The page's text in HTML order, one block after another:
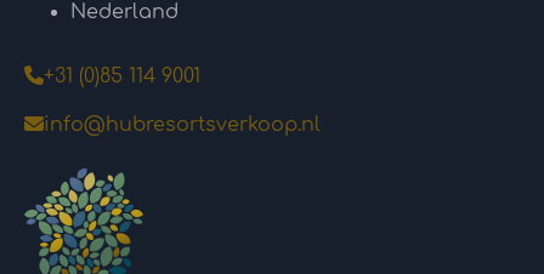
Nederland
+31 (0)85 114 9001
info@hubresortsverkoop.nl